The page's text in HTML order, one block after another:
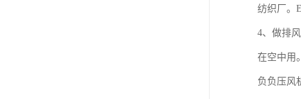
纺织厂。
4、做排
在空中用
负负压风